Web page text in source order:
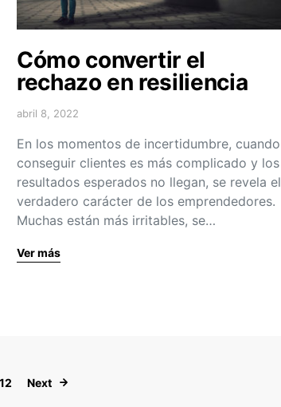
Cómo convertir el
rechazo en resiliencia
abril 8, 2022
En los momentos de incertidumbre, cuando
conseguir clientes es más complicado y los
resultados esperados no llegan, se revela el
verdadero carácter de los emprendedores.
Muchas están más irritables, se…
Ver más
Navegación de entradas
12 Next